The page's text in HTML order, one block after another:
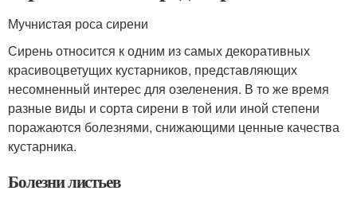
Мучнистая роса сирени
Сирень относится к одним из самых декоративных
красивоцветущих кустарников, представляющих
несомненный интерес для озеленения. В то же время
разные виды и сорта сирени в той или иной степени
поражаются болезнями, снижающими ценные качества
кустарника.
Болезни листьев